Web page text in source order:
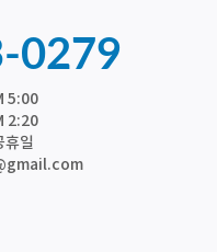
0279
5:00
2:20
휴일